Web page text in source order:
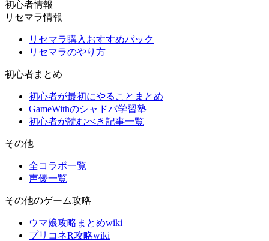
初心者情報
リセマラ情報
リセマラ購入おすすめパック
リセマラのやり方
初心者まとめ
初心者が最初にやることまとめ
GameWithのシャドバ学習塾
初心者が読むべき記事一覧
その他
全コラボ一覧
声優一覧
その他のゲーム攻略
ウマ娘攻略まとめwiki
プリコネR攻略wiki